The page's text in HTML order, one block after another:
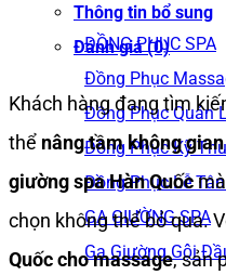
ĐỒNG PHỤC SPA
Đồng Phục
Đồng Phục Quản
Đồng Phục Kỹ
Đồng Phục Lễ
GA GIƯỜNG SPA
Ga Giường Gội
Thông tin bổ sung
Đánh giá (0)
Khách hàng đang tìm
thể nâng tầm không gian
giường spa Hàn Quốc
chọn không thể bỏ qua.
Quốc cho massage, sản